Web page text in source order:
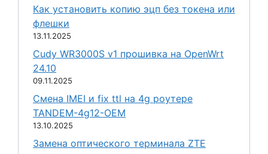
Как установить копию эцп без токена или
флешки
13.11.2025
Cudy WR3000S v1 прошивка на OpenWrt
24.10
09.11.2025
Смена IMEI и fix ttl на 4g роутере
TANDEM-4g12-OEM
13.10.2025
Замена оптического терминала ZTE